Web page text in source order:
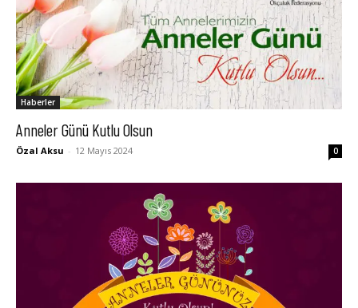
Haberler
Anneler Günü Kutlu Olsun
Özal Aksu - 12 Mayıs 2024 0